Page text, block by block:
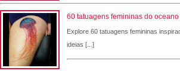
60 tatuagens femininas do
Explore 60 tatuagens femininas
ideias [...]